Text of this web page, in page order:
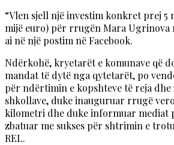
“Vlen sjell një investim konkret prej 5
mijë euro) për rrugën Mara Ugrinova
ai në një postim në Facebook.
Ndërkohë, kryetarët e komunave që
mandat të dytë nga qytetarët, po
për ndërtimin e kopshteve të reja dhe
shkollave, duke inauguruar rrugë
kilometri dhe duke informuar mediat
zbatuar me sukses për shtrimin e
REL.